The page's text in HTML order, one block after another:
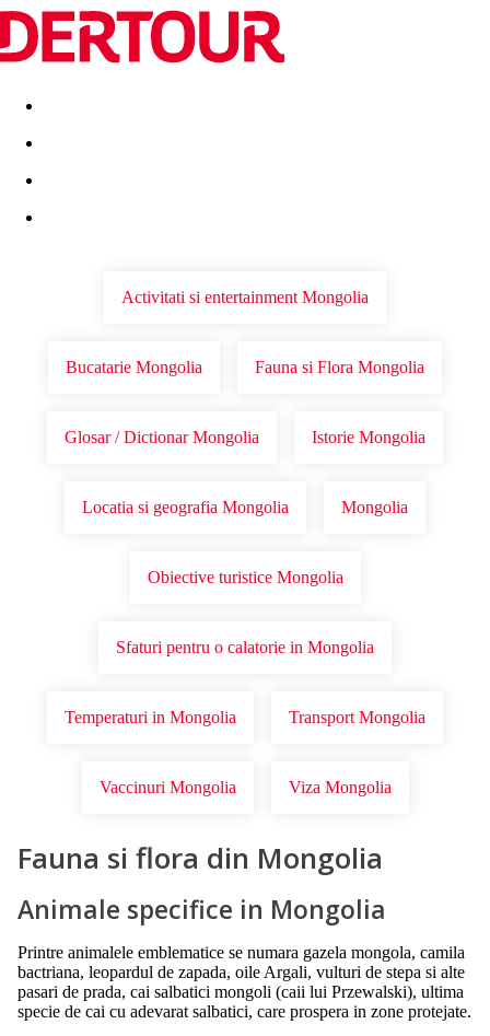
Destinatii Vacanta perfecta OFERTE DE NERATAT
Activitati si entertainment Mongolia
Bucatarie Mongolia Fauna si Flora Mongolia
Glosar / Dictionar Mongolia Istorie Mongolia
Locatia si geografia Mongolia Mongolia
Obiective turistice Mongolia
Sfaturi pentru o calatorie in Mongolia
Temperaturi in Mongolia Transport Mongolia
Vaccinuri Mongolia Viza Mongolia
Fauna si flora din Mongolia
Animale specifice in Mongolia
Printre animalele emblematice se numara gazela mongola, camila
bactriana, leopardul de zapada, oile Argali, vulturi de stepa si alte
pasari de prada, cai salbatici mongoli (caii lui Przewalski), ultima
specie de cai cu adevarat salbatici, care prospera in zone protejate.